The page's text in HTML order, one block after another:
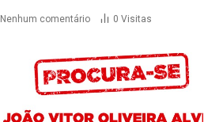
Nenhum comentário 0 Visitas